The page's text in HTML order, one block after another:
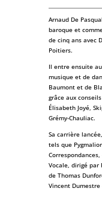
Arnaud De
baroque et
de cinq ans avec
Poitiers.
Il entre ensuite
musique et de
Baumont et de
grâce aux
Élisabeth Joyé,
Grémy-Chauliac.
Sa carrière
tels que
Vocale, dirigé par
de Thomas
Vincent Dumestre